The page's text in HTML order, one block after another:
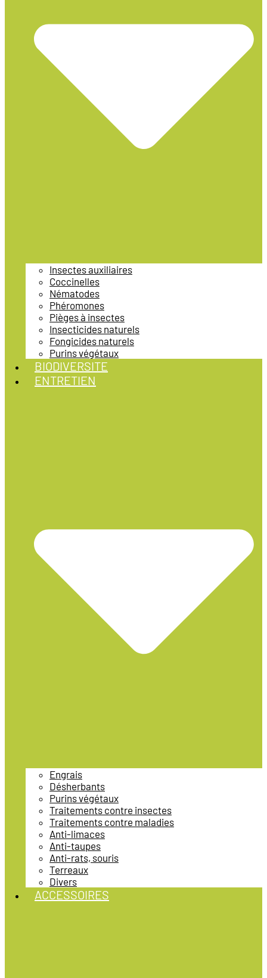
Insectes auxiliaires
Coccinelles
Nématodes
Phéromones
Pièges à insectes
Insecticides naturels
Fongicides naturels
Purins végétaux
BIODIVERSITE
ENTRETIEN
Engrais
Désherbants
Purins végétaux
Traitements contre insectes
Traitements contre maladies
Anti-limaces
Anti-taupes
Anti-rats, souris
Terreaux
Divers
ACCESSOIRES